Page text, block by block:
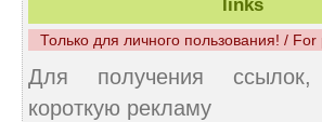
links
Только для личного пользования! /
Для получения ссылок,
короткую рекламу